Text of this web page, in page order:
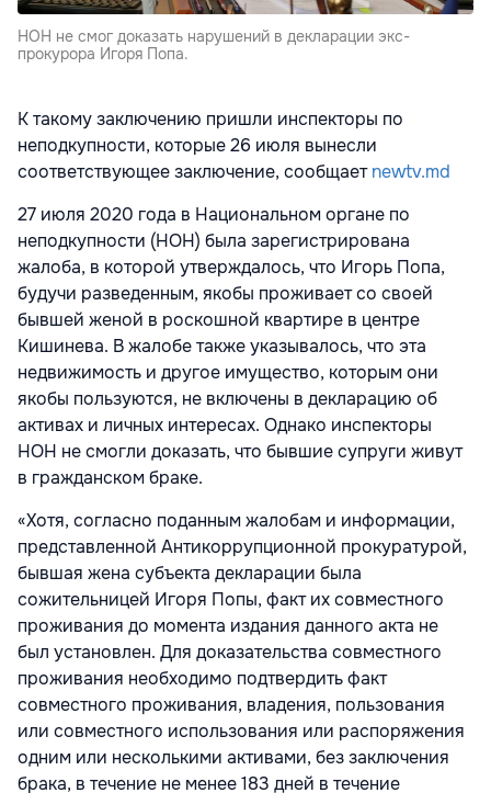
НОН не смог доказать нарушений в декларации экс-
прокурора Игоря Попа.
К такому заключению пришли инспекторы по
неподкупности, которые 26 июля вынесли
соответствующее заключение, сообщаетnewtv.md
27 июля 2020 года в Национальном органе по
неподкупности (НОН) была зарегистрирована
жалоба, в которой утверждалось, что Игорь Попа,
будучи разведенным, якобы проживает со своей
бывшей женой в роскошной квартире в центре
Кишинева. В жалобе также указывалось, что эта
недвижимость и другое имущество, которым они
якобы пользуются, не включены в декларацию об
активах и личных интересах. Однако инспекторы
НОН не смогли доказать, что бывшие супруги живут
в гражданском браке.
«Хотя, согласно поданным жалобам и информации,
представленной Антикоррупционной прокуратурой,
бывшая жена субъекта декларации была
сожительницей Игоря Попы, факт их совместного
проживания до момента издания данного акта не
был установлен. Для доказательства совместного
проживания необходимо подтвердить факт
совместного проживания, владения, пользования
или совместного использования или распоряжения
одним или несколькими активами, без заключения
брака, в течение не менее 183 дней в течение